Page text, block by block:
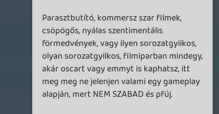
tetszelegni? Értem azt is hogy itt totál
egyértelmű a helyzet, de könyörgöm, most
komolyan azért okés a GTA-ban való
öldöklés, mert ott LEHET elkapnak utána?
Autólopásért, egy embert kirángatva, akár
lepuffantva mellékesen ott.is jutalmam
lesz az autó, szóval ott is díjazva van a
civiekkel szembeni erőszak. Egyszerűen
átestetek egy ponton, és az egymásra való
bólogatás közben elfelejtettétek helyén